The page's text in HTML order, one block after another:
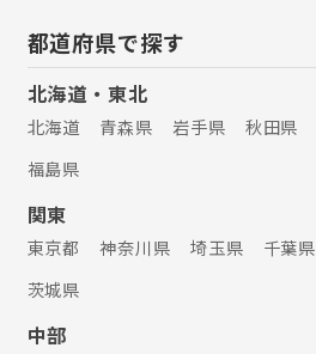
都道府県で探す
北海道・東北
北海道 青森県 岩手県 秋田県
福島県
関東
東京都 神奈川県 埼玉県 千葉県
茨城県
中部